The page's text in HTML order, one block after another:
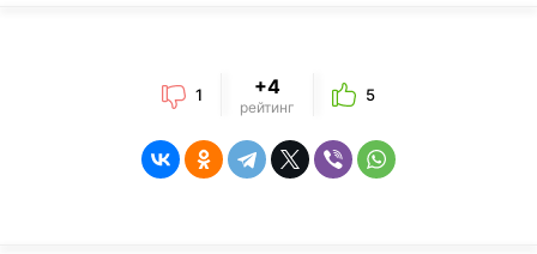
1 +4
рейтинг
5